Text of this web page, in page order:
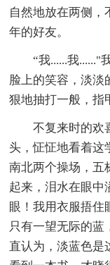
自然地放在两侧
年的好友。
“我......我......"
脸上的笑容，淡淡
狠地抽打一般，指
不复来时的欢
头，怔怔地看着这
南北两个操场，五
起来，泪水在眼中
眼！我用衣服捂住
只有一望无际的蓝
直认为，淡蓝色是